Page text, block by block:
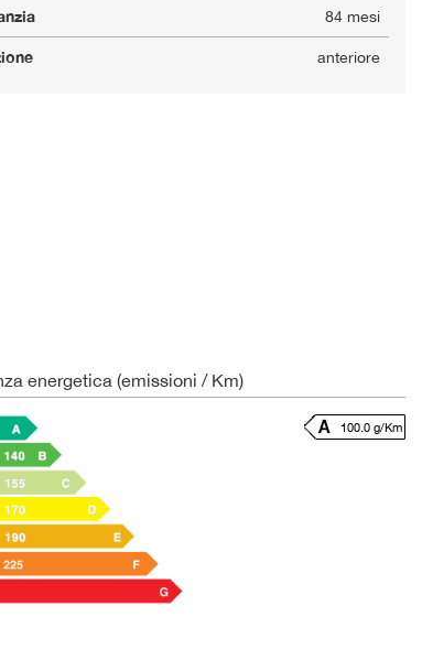
84 mesi
anteriore
energetica (emissioni / Km)
100.0 g/Km